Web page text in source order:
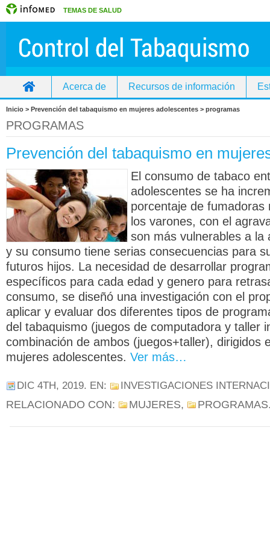
TEMAS DE SALUD
Acerca de Recursos de información
Inicio > Prevención del tabaquismo en mujeres adolescentes > programas
PROGRAMAS
Prevención del tabaquismo en
El consumo de tabaco
adolescentes se ha
porcentaje de fumadoras
los varones, con el
son más vulnerables a la
y su consumo tiene serias consecuencias para
futuros hijos. La necesidad de desarrollar
específicos para cada edad y genero para
consumo, se diseñó una investigación con el
aplicar y evaluar dos diferentes tipos de
del tabaquismo (juegos de computadora y taller
combinación de ambos (juegos+taller), dirigidos
mujeres adolescentes. Ver más…
DIC 4TH, 2019. EN: INVESTIGACIONES
RELACIONADO CON: MUJERES, PROGRAMAS